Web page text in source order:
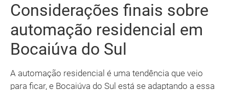
Considerações finais sobre
automação residencial em
Bocaiúva do Sul
A automação residencial é uma tendência que veio
para ficar, e Bocaiúva do Sul está se adaptando a essa